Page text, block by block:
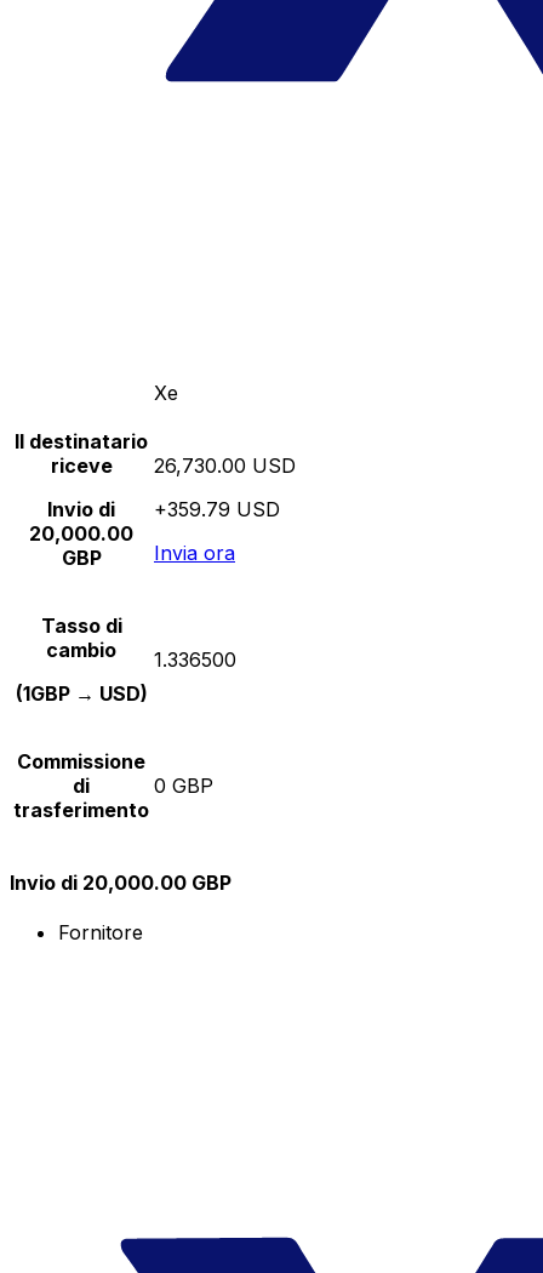
Xe
Il destinatario
riceve
Invio di
20,000.00
GBP
26,730.00 USD
+359.79 USD
Invia ora
Tasso di
cambio
(1GBP → USD)
1.336500
Commissione
di
trasferimento
0 GBP
Invio di 20,000.00 GBP
Fornitore